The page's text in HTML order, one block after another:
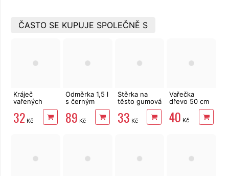
ČASTO SE KUPUJE SPOLEČNĚ S
Kráječ
vařených
struna
32 Kč
Odměrka 1,5 l
s černým
89 Kč
Stěrka na
těsto gumová
33 Kč
Vařečka
dřevo 50 cm
40 Kč